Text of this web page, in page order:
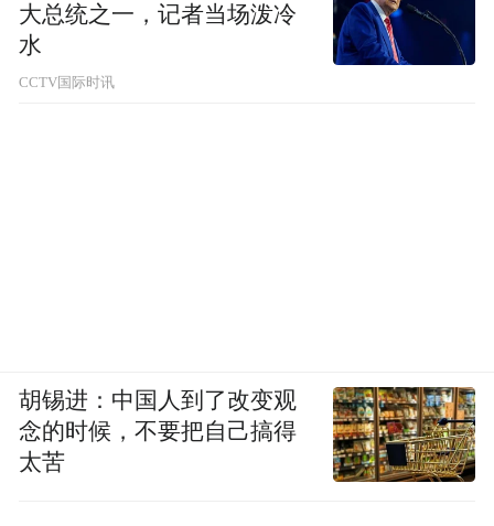
大总统之一，记者当场泼冷
水
CCTV国际时讯
胡锡进：中国人到了改变观
念的时候，不要把自己搞得
太苦